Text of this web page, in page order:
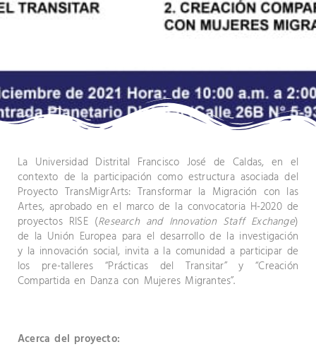
La Universidad Distrital Francisco José de Caldas, en el
contexto de la participación como estructura asociada del
Proyecto TransMigrArts: Transformar la Migración con las
Artes, aprobado en el marco de la convocatoria H-2020 de
proyectos RISE (Research and Innovation Staff Exchange)
de la Unión Europea para el desarrollo de la investigación
y la innovación social, invita a la comunidad a participar de
los pre-talleres “Prácticas del Transitar” y “Creación
Compartida en Danza con Mujeres Migrantes”.
Acerca del proyecto: